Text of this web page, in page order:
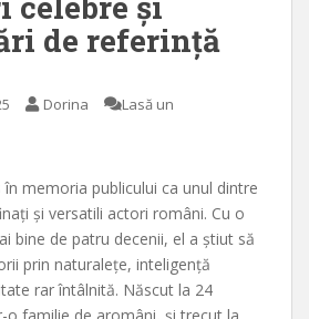
de referință
Dorina
Lasă un
memoria publicului ca unul dintre
și versatili actori români. Cu o
bine de patru decenii, el a știut să
prin naturalețe, inteligență
rar întâlnită. Născut la 24
o familie de aromâni, și trecut la